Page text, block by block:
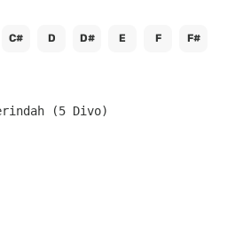
C# D D# E F F#
(5 Divo)